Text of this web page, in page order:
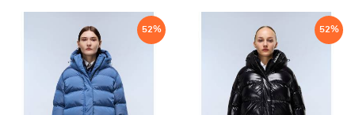
52% 52%